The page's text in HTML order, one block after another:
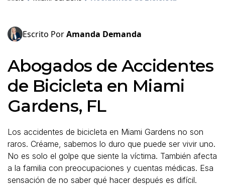
Escrito PorAmanda Demanda
Abogados de Accidentes
de Bicicleta en Miami
Gardens, FL
Los accidentes de bicicleta en Miami Gardens no son
raros. Créame, sabemos lo duro que puede ser vivir uno.
No es solo el golpe que siente la víctima. También afecta
a la familia con preocupaciones y cuentas médicas. Esa
sensación de no saber qué hacer después es difícil.